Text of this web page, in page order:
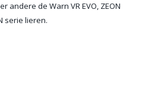
andere de Warn VR EVO, ZEON
serie lieren.